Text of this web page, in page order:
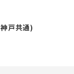
戸共通)